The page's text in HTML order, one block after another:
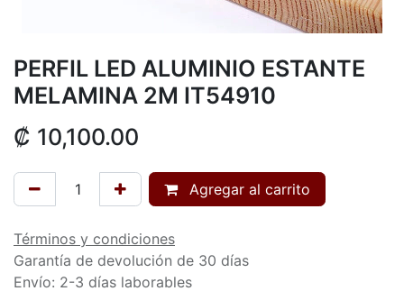
PERFIL LED ALUMINIO ESTANTE
MELAMINA 2M IT54910
₡ 10,100.00
Agregar al carrito
Términos y condiciones
Garantía de devolución de 30 días
Envío: 2-3 días laborables